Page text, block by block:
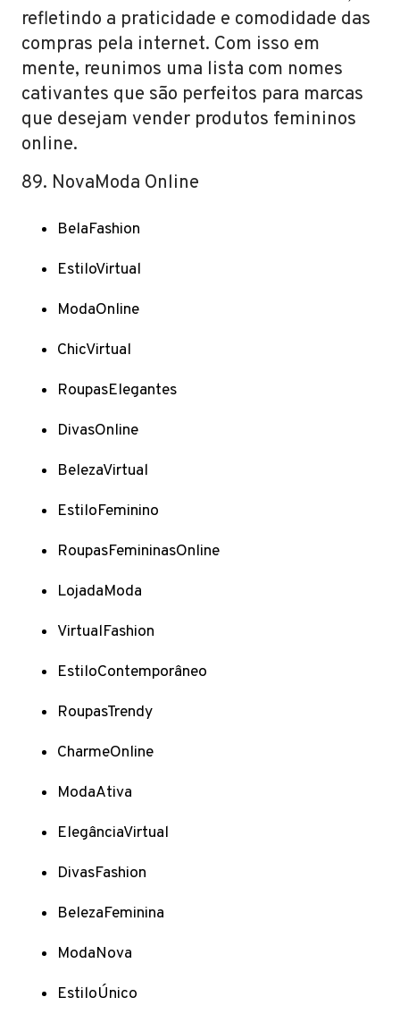
refletindo a praticidade e comodidade das
compras pela internet. Com isso em
mente, reunimos uma lista com nomes
cativantes que são perfeitos para marcas
que desejam vender produtos femininos
online.
89. NovaModa Online
BelaFashion
EstiloVirtual
ModaOnline
ChicVirtual
RoupasElegantes
DivasOnline
BelezaVirtual
EstiloFeminino
RoupasFemininasOnline
LojadaModa
VirtualFashion
EstiloContemporâneo
RoupasTrendy
CharmeOnline
ModaAtiva
ElegânciaVirtual
DivasFashion
BelezaFeminina
ModaNova
EstiloÚnico